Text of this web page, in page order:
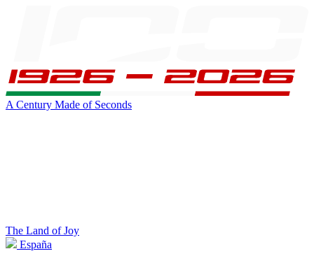
A Century Made of Seconds
The Land of Joy
España